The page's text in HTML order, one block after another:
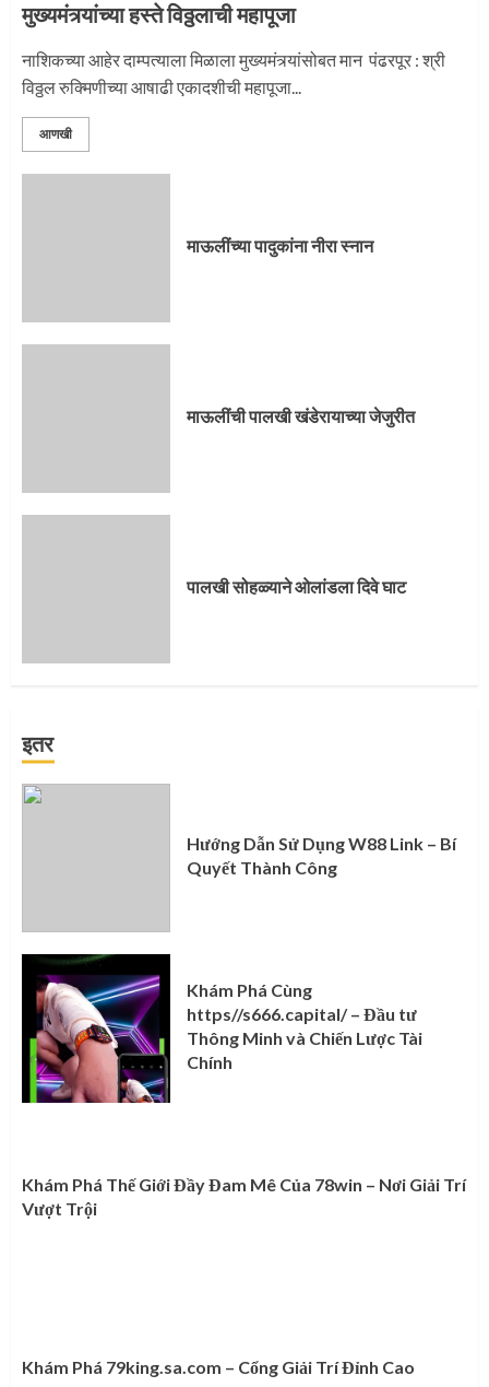
मुख्यमंत्र्यांच्या हस्ते विठ्ठलाची महापूजा
नाशिकच्या आहेर दाम्पत्याला मिळाला मुख्यमंत्र्यांसोबत मान पंढरपूर : श्री
विठ्ठल रुक्मिणीच्या आषाढी एकादशीची महापूजा...
आणखी
माऊलींच्या पादुकांना नीरा स्नान
माऊलींची पालखी खंडेरायाच्या जेजुरीत
पालखी सोहळ्याने ओलांडला दिवे घाट
इतर
Hướng Dẫn Sử Dụng W88 Link – Bí
Quyết Thành Công
Khám Phá Cùng
https//s666.capital/ – Đầu tư
Thông Minh và Chiến Lược Tài
Chính
Khám Phá Thế Giới Đầy Đam Mê Của 78win – Nơi Giải Trí
Vượt Trội
Khám Phá 79king.sa.com – Cổng Giải Trí Đỉnh Cao